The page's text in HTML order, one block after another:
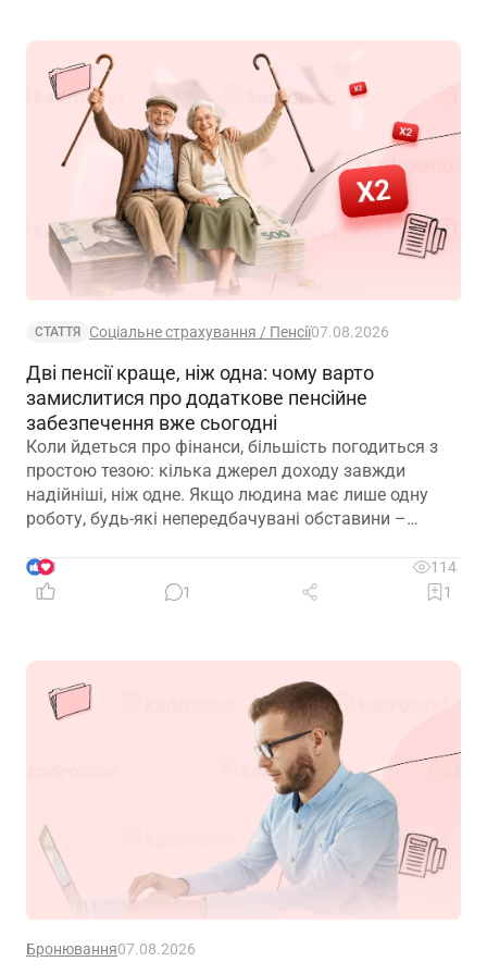
СТАТТЯ Соціальне страхування / Пенсії07.08.2026
Дві пенсії краще, ніж одна: чому варто
замислитися про додаткове пенсійне
забезпечення вже сьогодні
Коли йдеться про фінанси, більшість погодиться з
простою тезою: кілька джерел доходу завжди
надійніші, ніж одне. Якщо людина має лише одну
роботу, будь-які непередбачувані обставини –
окремій галузі – можуть миттєво позбавити її
доходу. Саме тому диверсифікація давно
застосовують до пенсійного забезпечення
3
114
1
1
Бронювання07.08.2026